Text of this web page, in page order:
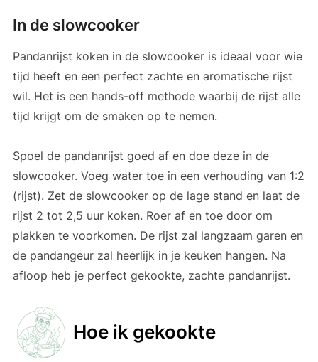
In de slowcooker
Pandanrijst koken in de slowcooker is ideaal voor wie
tijd heeft en een perfect zachte en aromatische rijst
wil. Het is een hands-off methode waarbij de rijst alle
tijd krijgt om de smaken op te nemen.
Spoel de pandanrijst goed af en doe deze in de
slowcooker. Voeg water toe in een verhouding van 1:2
(rijst). Zet de slowcooker op de lage stand en laat de
rijst 2 tot 2,5 uur koken. Roer af en toe door om
plakken te voorkomen. De rijst zal langzaam garen en
de pandangeur zal heerlijk in je keuken hangen. Na
afloop heb je perfect gekookte, zachte pandanrijst.
Hoe ik gekookte